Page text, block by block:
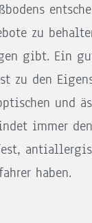
zu
gibt. Ein
zu den
und
immer
haben.